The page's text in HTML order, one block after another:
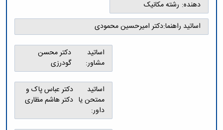
پژوهشی
معاونت
تحصیلات
آئین
نامه
ها
گروه
صنایع
گروه
مهندسی
مکانیک
مهندسی
کامپیوتر
دهنده: رشته مکانیک
اساتید راهنما:دکتر امیرحسین محمودی
اساتید
مشاور:
دکتر محسن
گودرزی
اساتید
ممتحن یا
داور:
دکتر عباس پاک و
دکتر هاشم مظاری